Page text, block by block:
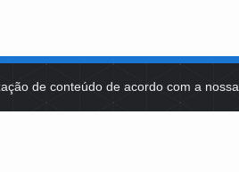
de conteúdo de acordo com a nossa
IDENTIDADE VISUAL